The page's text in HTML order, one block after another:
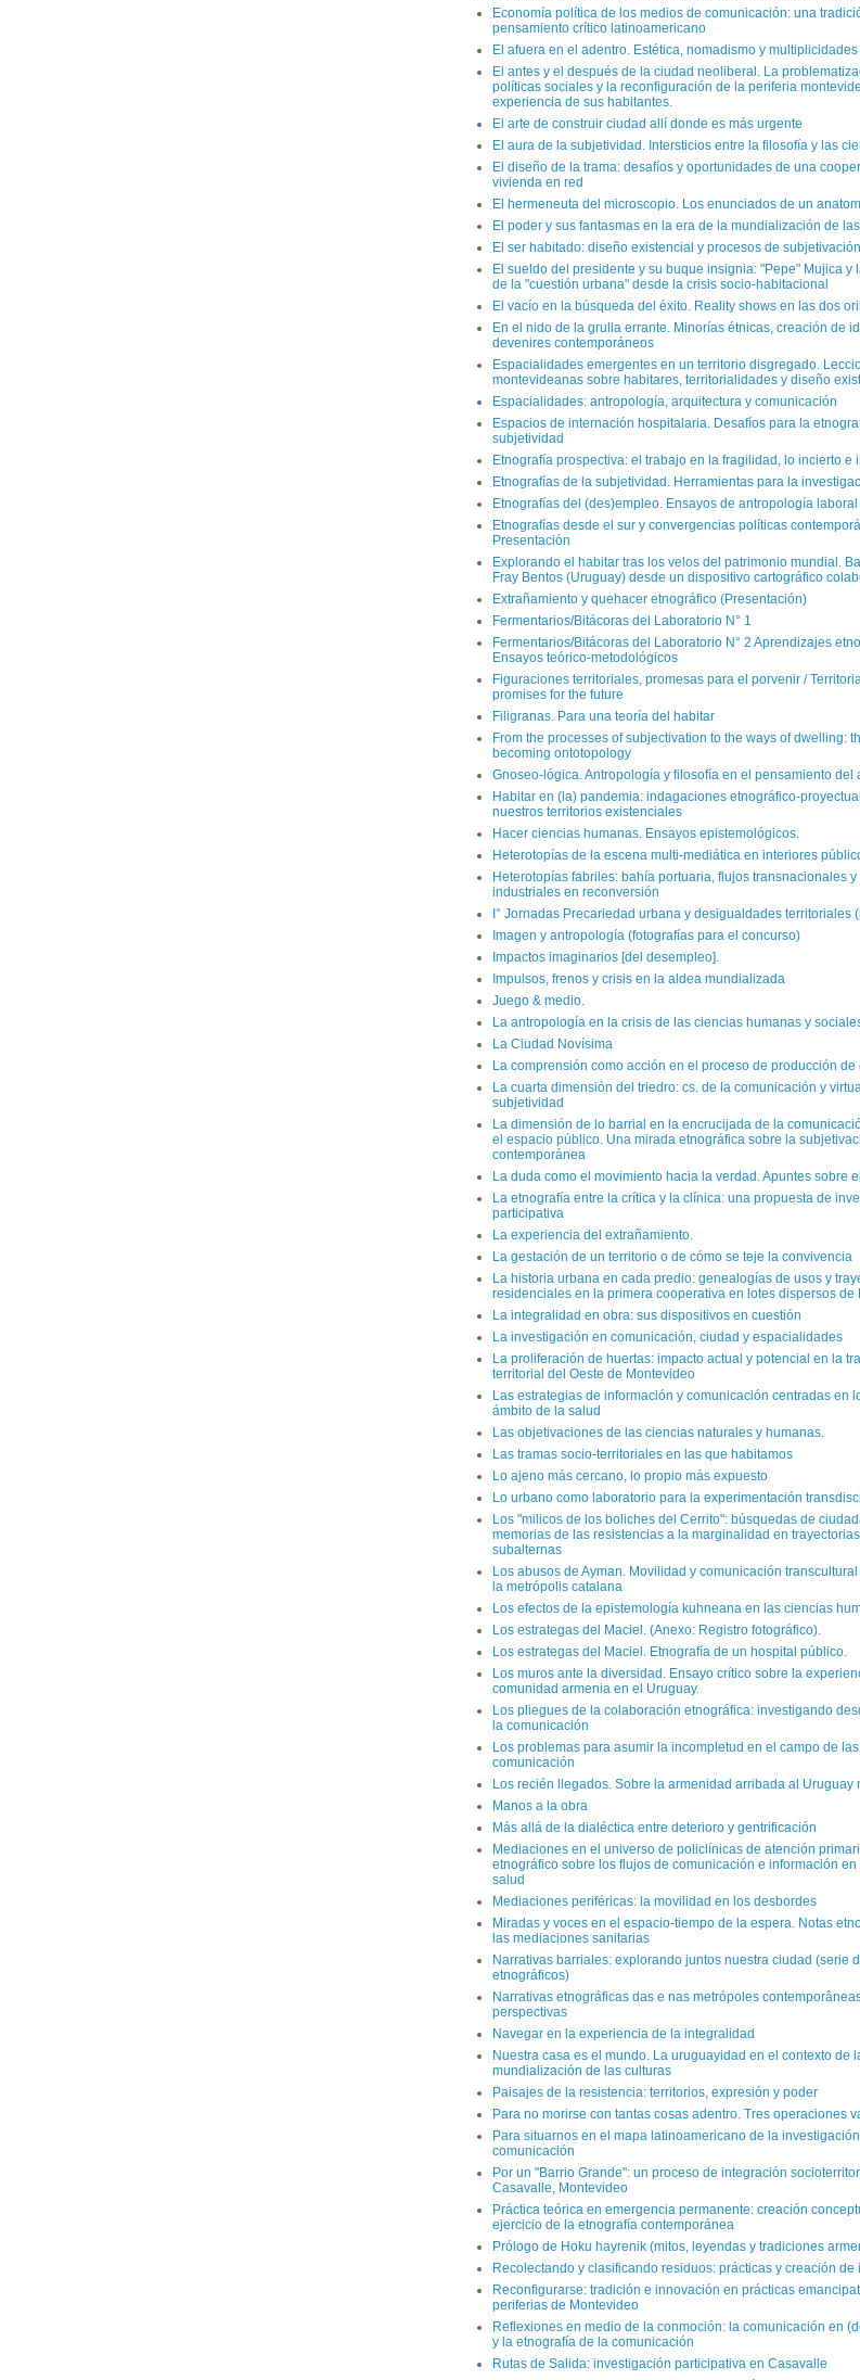
Economía política de los medios de comunicación: una
pensamiento crítico latinoamericano
El afuera en el adentro. Estética, nomadismo y multiplicidades
El antes y el después de la ciudad neoliberal. La
políticas sociales y la reconfiguración de la periferia
experiencia de sus habitantes.
El arte de construir ciudad allí donde es más urgente
El aura de la subjetividad. Intersticios entre la filosofía y las
El diseño de la trama: desafíos y oportunidades de una
vivienda en red
El hermeneuta del microscopio. Los enunciados de un
El poder y sus fantasmas en la era de la mundialización de
El ser habitado: diseño existencial y procesos de subjetivación
El sueldo del presidente y su buque insignia: "Pepe" Mujica y
de la "cuestión urbana" desde la crisis socio-habitacional
El vacío en la búsqueda del éxito. Reality shows en las dos
En el nido de la grulla errante. Minorías étnicas, creación de
devenires contemporáneos
Espacialidades emergentes en un territorio disgregado.
montevideanas sobre habitares, territorialidades y diseño
Espacialidades: antropología, arquitectura y comunicación
Espacios de internación hospitalaria. Desafíos para la
subjetividad
Etnografía prospectiva: el trabajo en la fragilidad, lo incierto e
Etnografías de la subjetividad. Herramientas para la
Etnografías del (des)empleo. Ensayos de antropología
Etnografías desde el sur y convergencias políticas
Presentación
Explorando el habitar tras los velos del patrimonio mundial.
Fray Bentos (Uruguay) desde un dispositivo cartográfico
Extrañamiento y quehacer etnográfico (Presentación)
Fermentarios/Bitácoras del Laboratorio N° 1
Fermentarios/Bitácoras del Laboratorio N° 2 Aprendizajes
Ensayos teórico-metodológicos
Figuraciones territoriales, promesas para el porvenir /
promises for the future
Filigranas. Para una teoría del habitar
From the processes of subjectivation to the ways of dwelling:
becoming ontotopology
Gnoseo-lógica. Antropología y filosofía en el pensamiento del
Habitar en (la) pandemia: indagaciones etnográfico-
nuestros territorios existenciales
Hacer ciencias humanas. Ensayos epistemológicos.
Heterotopías de la escena multi-mediática en interiores
Heterotopías fabriles: bahía portuaria, flujos transnacionales
industriales en reconversión
I° Jornadas Precariedad urbana y desigualdades territoriales
Imagen y antropología (fotografías para el concurso)
Impactos imaginarios [del desempleo].
Impulsos, frenos y crisis en la aldea mundializada
Juego & medio.
La antropología en la crisis de las ciencias humanas y
La Ciudad Novísima
La comprensión como acción en el proceso de producción
La cuarta dimensión del triedro: cs. de la comunicación y
subjetividad
La dimensión de lo barrial en la encrucijada de la
el espacio público. Una mirada etnográfica sobre la
contemporánea
La duda como el movimiento hacia la verdad. Apuntes sobre
La etnografía entre la crítica y la clínica: una propuesta de
participativa
La experiencia del extrañamiento.
La gestación de un territorio o de cómo se teje la convivencia
La historia urbana en cada predio: genealogías de usos y
residenciales en la primera cooperativa en lotes dispersos de
La integralidad en obra: sus dispositivos en cuestión
La investigación en comunicación, ciudad y espacialidades
La proliferación de huertas: impacto actual y potencial en la
territorial del Oeste de Montevideo
Las estrategias de información y comunicación centradas en
ámbito de la salud
Las objetivaciones de las ciencias naturales y humanas.
Las tramas socio-territoriales en las que habitamos
Lo ajeno más cercano, lo propio más expuesto
Lo urbano como laboratorio para la experimentación
Los "milicos de los boliches del Cerrito": búsquedas de
memorias de las resistencias a la marginalidad en
subalternas
Los abusos de Ayman. Movilidad y comunicación
la metrópolis catalana
Los efectos de la epistemología kuhneana en las ciencias
Los estrategas del Maciel. (Anexo: Registro fotográfico).
Los estrategas del Maciel. Etnografía de un hospital público.
Los muros ante la diversidad. Ensayo crítico sobre la
comunidad armenia en el Uruguay.
Los pliegues de la colaboración etnográfica: investigando
la comunicación
Los problemas para asumir la incompletud en el campo de
comunicación
Los recién llegados. Sobre la armenidad arribada al Uruguay
Manos a la obra
Más allá de la dialéctica entre deterioro y gentrificación
Mediaciones en el universo de policlínicas de atención
etnográfico sobre los flujos de comunicación e información
salud
Mediaciones periféricas: la movilidad en los desbordes
Miradas y voces en el espacio-tiempo de la espera. Notas
las mediaciones sanitarias
Narrativas barriales: explorando juntos nuestra ciudad (serie
etnográficos)
Narrativas etnográficas das e nas metrópoles
perspectivas
Navegar en la experiencia de la integralidad
Nuestra casa es el mundo. La uruguayidad en el contexto de
mundialización de las culturas
Paisajes de la resistencia: territorios, expresión y poder
Para no morirse con tantas cosas adentro. Tres operaciones
Para situarnos en el mapa latinoamericano de la
comunicación
Por un "Barrio Grande": un proceso de integración
Casavalle, Montevideo
Práctica teórica en emergencia permanente: creación
ejercicio de la etnografía contemporánea
Prólogo de Hoku hayrenik (mitos, leyendas y tradiciones
Recolectando y clasificando residuos: prácticas y creación de
Reconfigurarse: tradición e innovación en prácticas
periferias de Montevideo
Reflexiones en medio de la conmoción: la comunicación en
y la etnografía de la comunicación
Rutas de Salida: investigación participativa en Casavalle